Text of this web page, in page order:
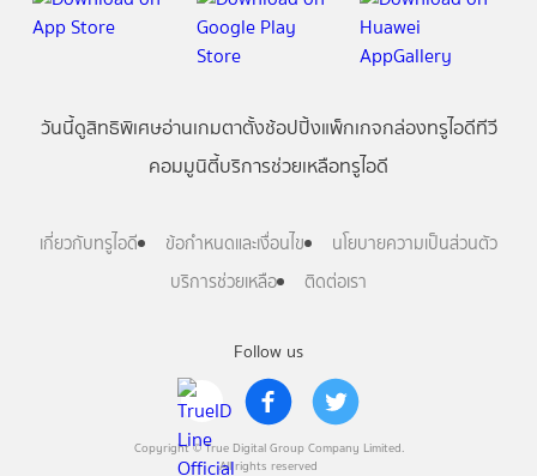
Follow us
Copyright © True Digital Group Company Limited.
All rights reserved
วันนี้ดูสิทธิพิเศษอ่านเกมตาตั้งช้อปปิ้งแพ็กเกจกล่องทรูไอดีทีวี
คอมมูนิตี้บริการช่วยเหลือทรูไอดี
เกี่ยวกับทรูไอดี ข้อกำหนดและเงื่อนไข
นโยบายความเป็นส่วนตัว
บริการช่วยเหลือ
ติดต่อเรา